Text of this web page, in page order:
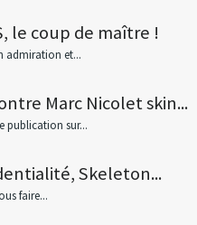
le coup de maître !
admiration et...
Marc Nicolet skin...
publication sur...
Skeleton...
faire...